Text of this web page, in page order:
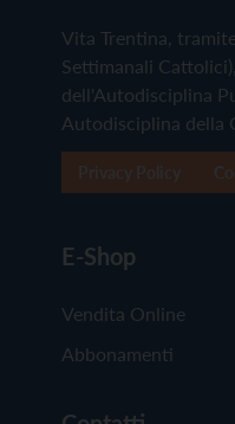
Vita Trentina,
Settimanali
dell'Autodisciplina
Autodisciplina della
E-Shop
Vendita Online
Abbonamenti